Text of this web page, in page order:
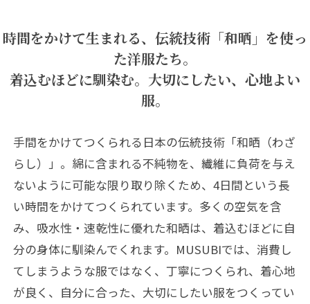
時間をかけて生まれる、伝統技術「和晒」を使っ
た洋服たち。
着込むほどに馴染む。大切にしたい、心地よい
服。
手間をかけてつくられる日本の伝統技術「和晒（わざ
らし）」。綿に含まれる不純物を、繊維に負荷を与え
ないように可能な限り取り除くため、4日間という長
い時間をかけてつくられています。多くの空気を含
み、吸水性・速乾性に優れた和晒は、着込むほどに自
分の身体に馴染んでくれます。MUSUBIでは、消費し
てしまうような服ではなく、丁寧につくられ、着心地
が良く、自分に合った、大切にしたい服をつくってい